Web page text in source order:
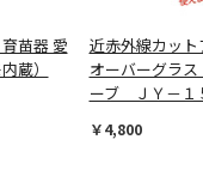
苗器 愛
蔵）
近赤外線カット
オーバーグラ
ーブ ＪＹ－１
￥4,800